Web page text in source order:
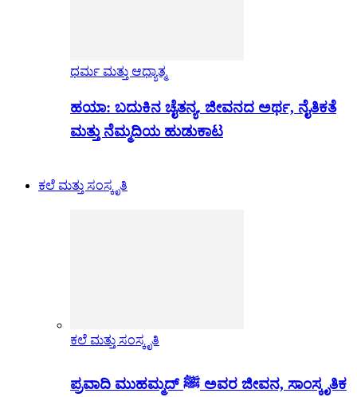
ಧರ್ಮ ಮತ್ತು ಆಧ್ಯಾತ್ಮ
ಹಯಾ: ಬದುಕಿನ ಚೈತನ್ಯ. ಜೀವನದ ಅರ್ಥ, ನೈತಿಕತೆ
ಮತ್ತು ನೆಮ್ಮದಿಯ ಹುಡುಕಾಟ
ಕಲೆ ಮತ್ತು ಸಂಸ್ಕೃತಿ
ಕಲೆ ಮತ್ತು ಸಂಸ್ಕೃತಿ
ಪ್ರವಾದಿ ಮುಹಮ್ಮದ್ ﷺ ಅವರ ಜೀವನ, ಸಾಂಸ್ಕೃತಿಕ